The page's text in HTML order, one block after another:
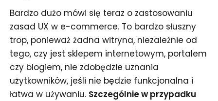
Bardzo dużo mówi się teraz o zastosowaniu
zasad UX w e-commerce. To bardzo słuszny
trop, ponieważ żadna witryna, niezależnie od
tego, czy jest sklepem internetowym, portalem
czy blogiem, nie zdobędzie uznania
użytkowników, jeśli nie będzie funkcjonalna i
łatwa w używaniu. Szczególnie w przypadku